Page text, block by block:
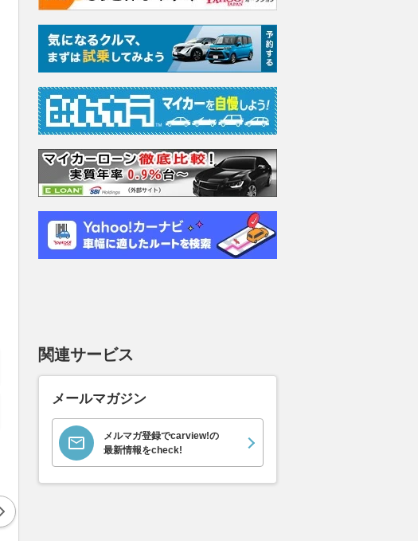
関連サービス
メールマガジン
メルマガ登録でcarview!の
最新情報をcheck!